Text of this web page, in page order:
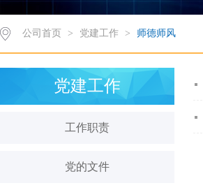
公司首页 > 党建工作 > 师德师风
党建工作
工作职责
党的文件